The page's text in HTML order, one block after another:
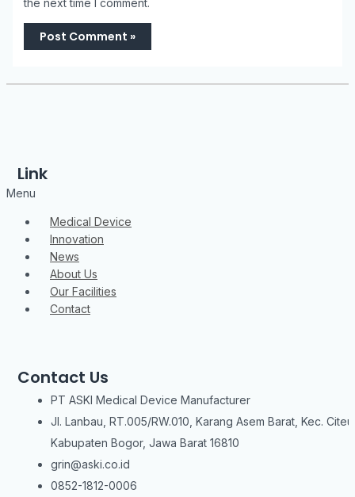
Link
Menu
Medical Device
Innovation
News
About Us
Our Facilities
Contact
Contact Us
PT ASKI Medical Device Manufacturer
Jl. Lanbau, RT.005/RW.010, Karang Asem Barat, Kec.
Kabupaten Bogor, Jawa Barat 16810
grin@aski.co.id
0852-1812-0006